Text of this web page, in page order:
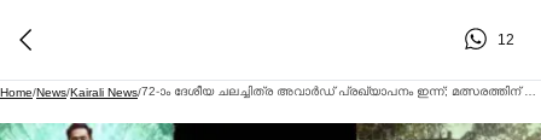
12
Home/News/Kairali News/